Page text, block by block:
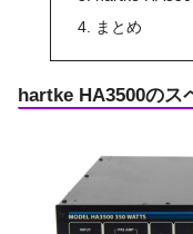
まとめ
hartke HA3500のス